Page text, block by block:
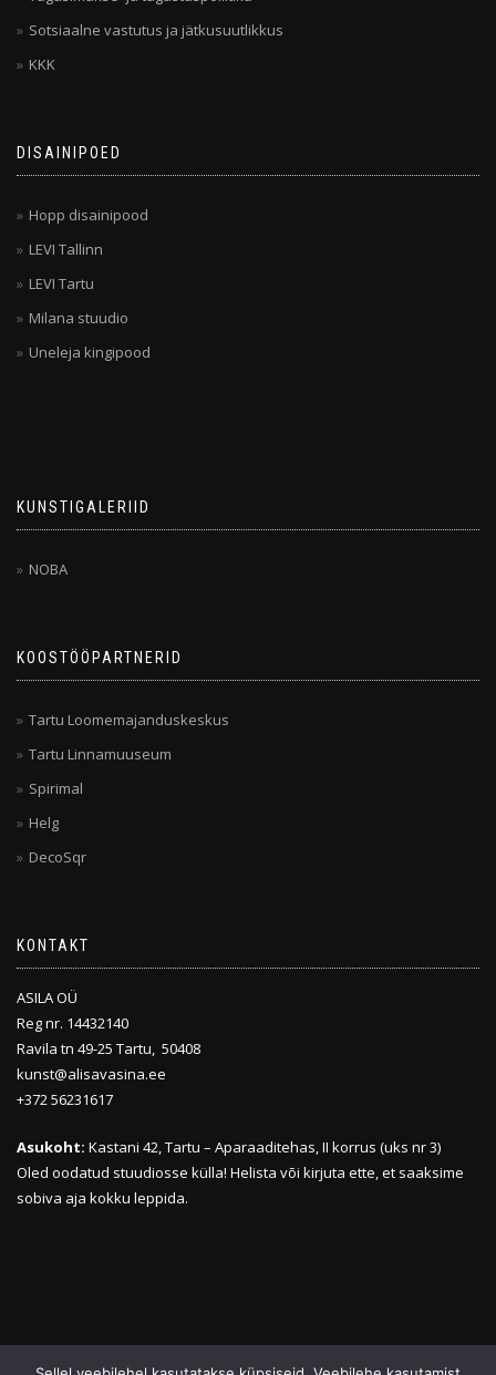
Sotsiaalne vastutus ja jätkusuutlikkus
KKK
DISAINIPOED
Hopp disainipood
LEVI Tallinn
LEVI Tartu
Milana stuudio
Uneleja kingipood
KUNSTIGALERIID
NOBA
KOOSTÖÖPARTNERID
Tartu Loomemajanduskeskus
Tartu Linnamuuseum
Spirimal
Helg
DecoSqr
KONTAKT
ASILA OÜ
Reg nr. 14432140
Ravila tn 49-25 Tartu, 50408
kunst@alisavasina.ee
+372 56231617
Asukoht: Kastani 42, Tartu – Aparaaditehas, II korrus (uks nr 3)
Oled oodatud stuudiosse külla! Helista või kirjuta ette, et saaksime
sobiva aja kokku leppida.